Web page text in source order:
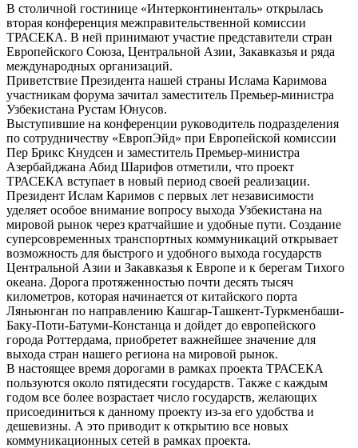
В столичной гостинице «Интерконтиненталь» открылась
вторая конференция межправительственной комиссии
ТРАСЕКА. В ней принимают участие представители стран
Европейского Союза, Центральной Азии, Закавказья и ряда
международных организаций.
Приветствие Президента нашей страны Ислама Каримова
участникам форума зачитал заместитель Премьер-министра
Узбекистана Рустам Юнусов.
Выступившие на конференции руководитель подразделения
по сотрудничеству «ЕвропЭйд» при Европейской комиссии
Пер Брикс Кнудсен и заместитель Премьер-министра
Азербайджана Абид Шарифов отметили, что проект
ТРАСЕКА вступает в новый период своей реализации.
Президент Ислам Каримов с первых лет независимости
уделяет особое внимание вопросу выхода Узбекистана на
мировой рынок через кратчайшие и удобные пути. Создание
суперсовременных транспортных коммуникаций открывает
возможность для быстрого и удобного выхода государств
Центральной Азии и Закавказья к Европе и к берегам Тихого
океана. Дорога протяженностью почти десять тысяч
километров, которая начинается от китайского порта
Ляньюнган по направлению Кашгар-Ташкент-Туркменбаши-
Баку-Поти-Батуми-Констанца и дойдет до европейского
города Роттердама, приобретет важнейшее значение для
выхода стран нашего региона на мировой рынок.
В настоящее время дорогами в рамках проекта ТРАСЕКА
пользуются около пятидесяти государств. Также с каждым
годом все более возрастает число государств, желающих
присоединиться к данному проекту из-за его удобства и
дешевизны. А это приводит к открытию все новых
коммуникационных сетей в рамках проекта.